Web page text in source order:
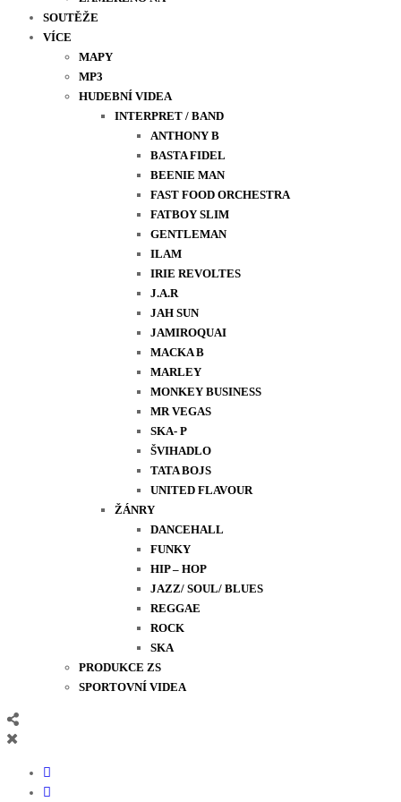
SOUTĚŽE
VÍCE
MAPY
MP3
HUDEBNÍ VIDEA
INTERPRET / BAND
ANTHONY B
BASTA FIDEL
BEENIE MAN
FAST FOOD ORCHESTRA
FATBOY SLIM
GENTLEMAN
ILAM
IRIE REVOLTES
J.A.R
JAH SUN
JAMIROQUAI
MACKA B
MARLEY
MONKEY BUSINESS
MR VEGAS
SKA- P
ŠVIHADLO
TATA BOJS
UNITED FLAVOUR
ŽÁNRY
DANCEHALL
FUNKY
HIP – HOP
JAZZ/ SOUL/ BLUES
REGGAE
ROCK
SKA
PRODUKCE ZS
SPORTOVNÍ VIDEA